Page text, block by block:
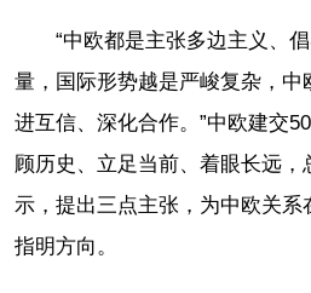
“中欧都是主张多边主义、
量，国际形势越是严峻复杂，中
进互信、深化合作。”中欧建交
顾历史、立足当前、着眼长远，
示，提出三点主张，为中欧关
指明方向。